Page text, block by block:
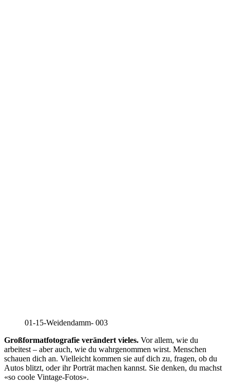
01-15-Weidendamm- 003
Großformatfotografie verändert vieles. Vor allem, wie du
arbeitest – aber auch, wie du wahrgenommen wirst. Menschen
schauen dich an. Vielleicht kommen sie auf dich zu, fragen, ob du
Autos blitzt, oder ihr Porträt machen kannst. Sie denken, du machst
«so coole Vintage-Fotos».